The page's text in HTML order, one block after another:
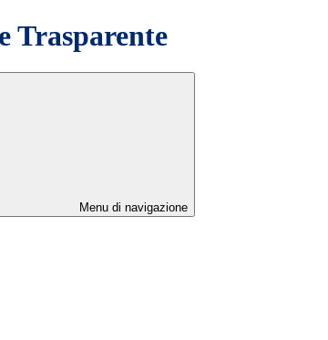
Trasparente
Menu di navigazione